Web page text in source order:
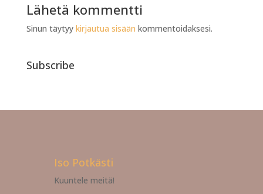
Lähetä kommentti
Sinun täytyy kirjautua sisään kommentoidaksesi.
Subscribe
Iso Potkästi
Kuuntele meitä!